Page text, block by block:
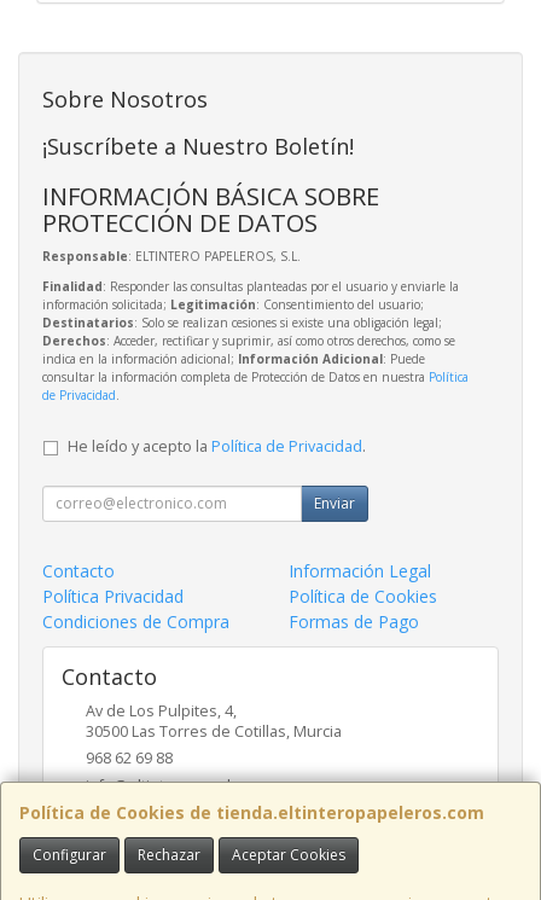
Política de Cookies de tienda.eltinteropapeleros.com
Configurar Rechazar Aceptar Cookies
Sobre Nosotros
¡Suscríbete a Nuestro Boletín!
INFORMACIÓN BÁSICA SOBRE
PROTECCIÓN DE DATOS
Responsable: ELTINTERO PAPELEROS, S.L.
Finalidad: Responder las consultas planteadas por el usuario y enviarle la
información solicitada; Legitimación: Consentimiento del usuario;
Destinatarios: Solo se realizan cesiones si existe una obligación legal;
Derechos: Acceder, rectificar y suprimir, así como otros derechos, como se
indica en la información adicional; Información Adicional: Puede
consultar la información completa de Protección de Datos en nuestra Política
de Privacidad
He leído y acepto la Política de Privacidad.
Enviar
Contacto
Información Legal
Política Privacidad
Política de Cookies
Condiciones de Compra
Formas de Pago
Contacto
Av de Los Pulpites, 4,
30500 Las Torres de Cotillas, Murcia
968 62 69 88
info@eltinteropapeleros.com
Horario